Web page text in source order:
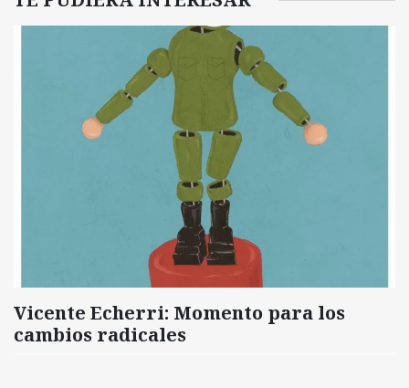
Vicente Echerri: Momento para los
cambios radicales